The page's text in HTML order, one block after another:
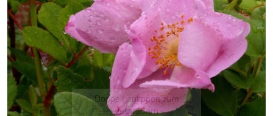
Doppelt antippen zum
vergrößern